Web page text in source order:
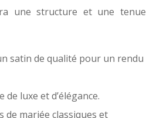
une structure et une tenue
satin de qualité pour un rendu
luxe et d’élégance.
de mariée classiques et